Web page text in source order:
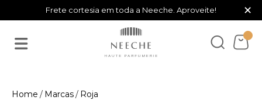
Frete cortesia em toda a Neeche. Aproveite! ×
Marcas Roja